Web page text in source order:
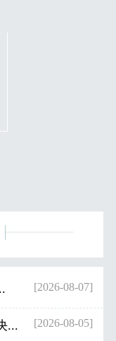
[2026-08-07]
... [2026-08-05]